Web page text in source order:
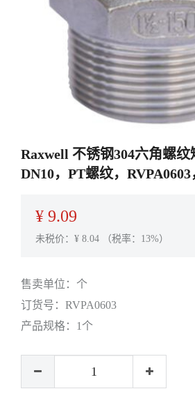
Raxwell 不锈钢304六角螺纹
DN10，PT螺纹，RVPA0603
¥ 9.09
未税价：¥ 8.04 （税率：13%）
售卖单位： 个
订货号： RVPA0603
产品规格： 1个